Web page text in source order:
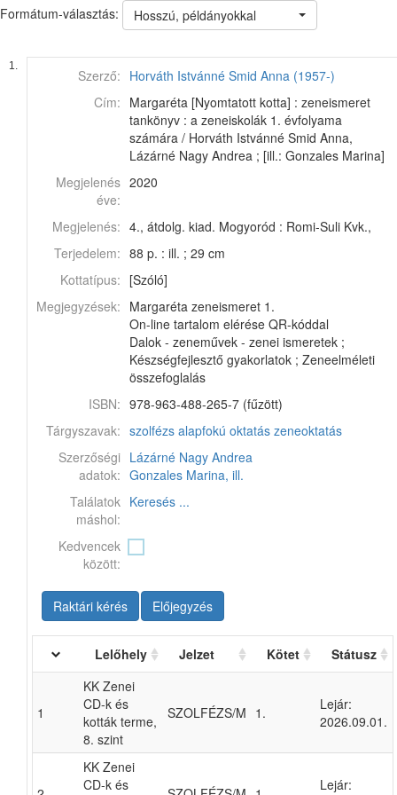
Formátum-választás: Hosszú, példányokkal
1.
Szerző: Horváth Istvánné Smid Anna (1957-)
Cím: Margaréta [Nyomtatott kotta] : zeneismeret
tankönyv : a zeneiskolák 1. évfolyama
számára / Horváth Istvánné Smid Anna,
Lázárné Nagy Andrea ; [ill.: Gonzales Marina]
Megjelenés
éve:
2020
Megjelenés: 4., átdolg. kiad. Mogyoród : Romi-Suli Kvk.,
Terjedelem: 88 p. : ill. ; 29 cm
Kottatípus: [Szóló]
Megjegyzések: Margaréta zeneismeret 1.
On-line tartalom elérése QR-kóddal
Dalok - zeneművek - zenei ismeretek ;
Készségfejlesztő gyakorlatok ; Zeneelméleti
összefoglalás
ISBN: 978-963-488-265-7 (fűzött)
Tárgyszavak: szolfézs alapfokú oktatás zeneoktatás
Szerzőségi
adatok:
Lázárné Nagy Andrea
Gonzales Marina, ill.
Találatok
máshol:
Keresés ...
Kedvencek
között:
Raktári kérés Előjegyzés
Lelőhely Jelzet Kötet Státusz
1
KK Zenei
CD-k és
kották terme,
8. szint
SZOLFÉZS/M 1.
Lejár:
2026.09.01.
KK Zenei
CD-k és
Lejár: